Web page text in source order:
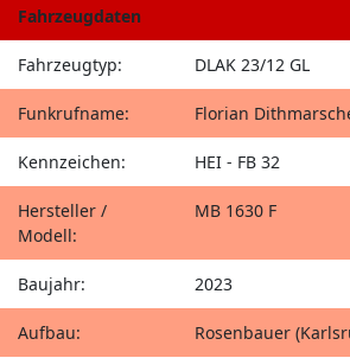
Fahrzeugdaten
Fahrzeugtyp: DLAK 23/12 GL
Funkrufname: Florian
Kennzeichen: HEI - FB 32
Hersteller /
Modell:
MB 1630 F
Baujahr: 2023
Aufbau: Rosenbauer